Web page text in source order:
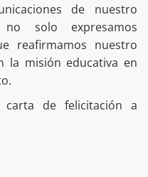
de nuestro
no solo expresamos
reafirmamos nuestro
la misión educativa en
de felicitación a